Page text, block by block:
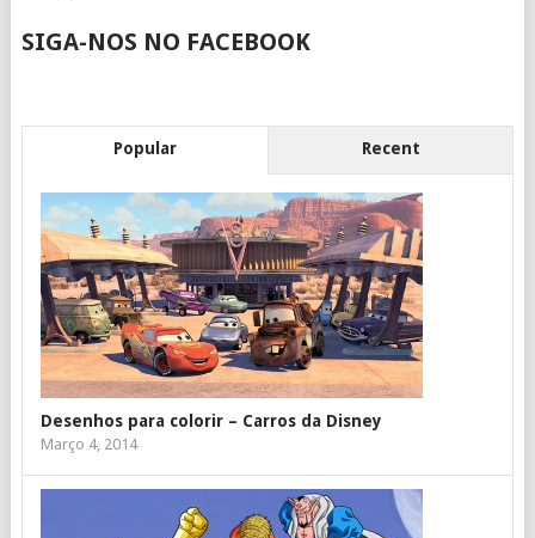
SIGA-NOS NO FACEBOOK
Popular Recent
Desenhos para colorir – Carros da Disney
Março 4, 2014